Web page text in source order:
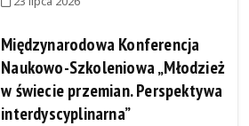
Międzynarodowa Konferencja
Naukowo-Szkoleniowa „Młodzież
w świecie przemian. Perspektywa
interdyscyplinarna”